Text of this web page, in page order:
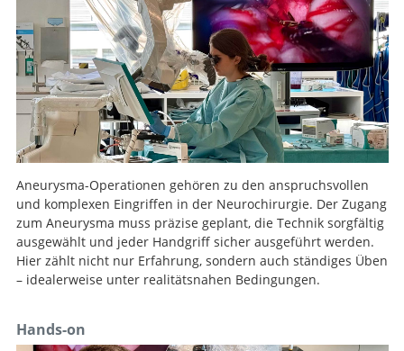
Aneurysma-Operationen gehören zu den anspruchsvollen
und komplexen Eingriffen in der Neurochirurgie. Der Zugang
zum Aneurysma muss präzise geplant, die Technik sorgfältig
ausgewählt und jeder Handgriff sicher ausgeführt werden.
Hier zählt nicht nur Erfahrung, sondern auch ständiges Üben
– idealerweise unter realitätsnahen Bedingungen.
Hands-on